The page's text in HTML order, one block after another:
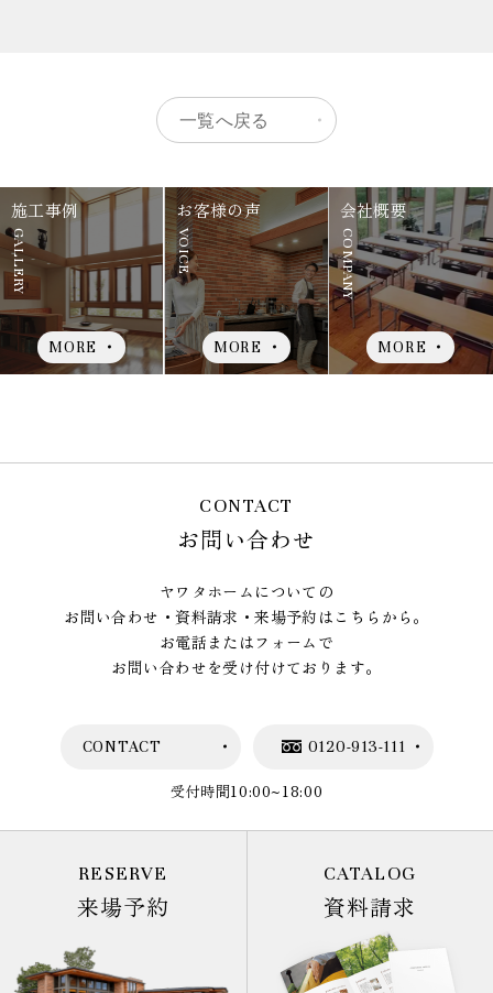
一覧へ戻る
施工事例
GALLERY
MORE
お客様の声
VOICE
MORE
会社概要
COMPANY
MORE
CONTACT
お問い合わせ
ヤワタホームについての
お問い合わせ・資料請求・来場予約はこちらから。
お電話またはフォームで
お問い合わせを受け付けております。
CONTACT 0120-913-111
受付時間10:00~18:00
RESERVE
来場予約
CATALOG
資料請求